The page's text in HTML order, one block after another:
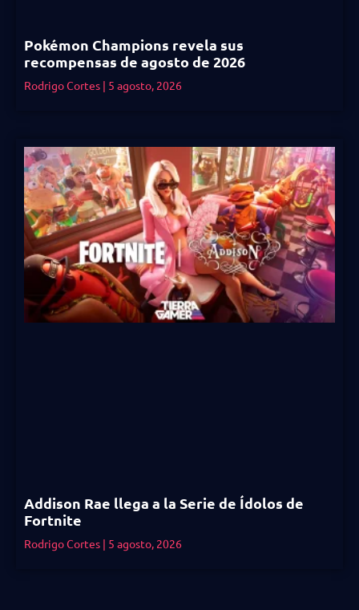
Pokémon Champions revela sus
recompensas de agosto de 2026
Rodrigo Cortes 5 agosto, 2026
Addison Rae llega a la Serie de Ídolos de
Fortnite
Rodrigo Cortes 5 agosto, 2026